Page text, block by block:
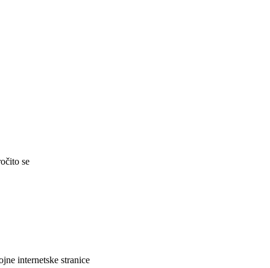
se
internetske stranice